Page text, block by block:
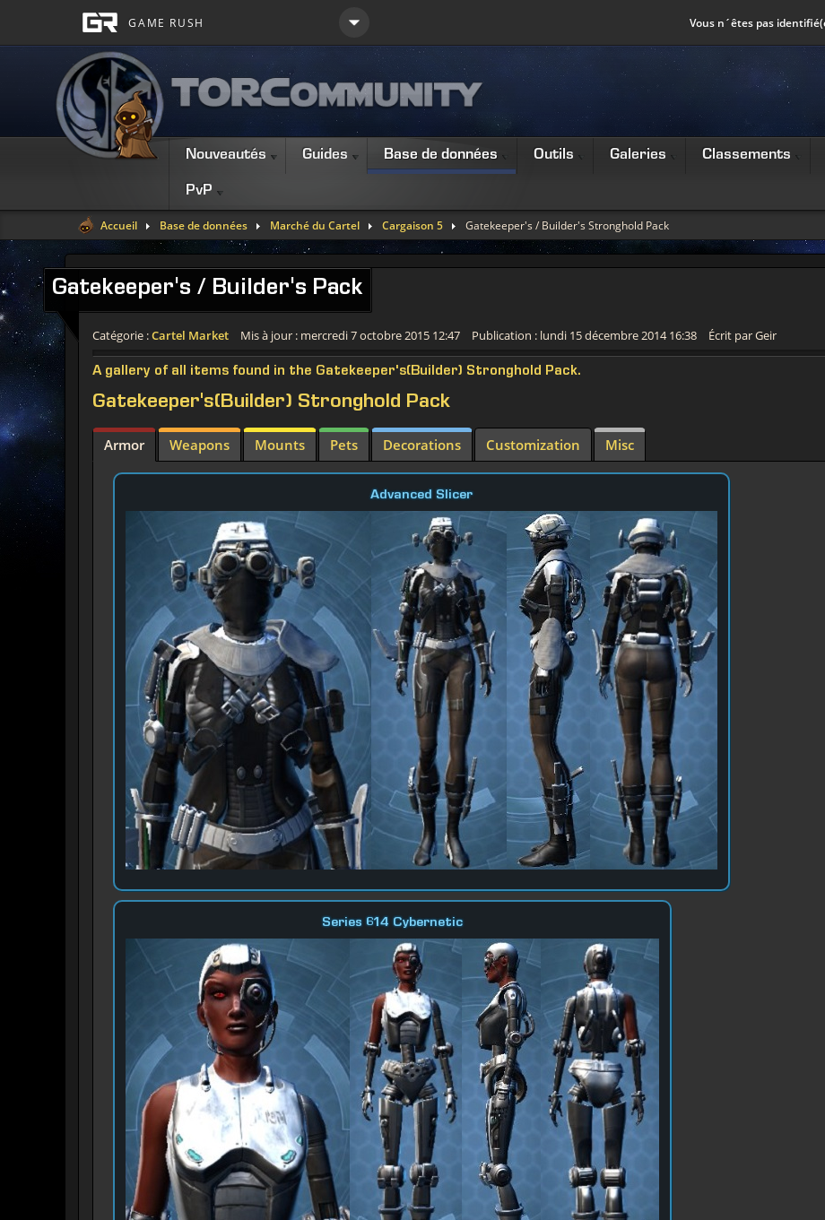
Vous n´êtes pas
Nouveautés Guides Base de données Outils Galeries Classements
PvP
Accueil Base de données Marché du Cartel Cargaison 5 Gatekeeper's / Builder's Stronghold Pack
Gatekeeper's / Builder's Pack
Catégorie :Cartel Market Mis à jour : mercredi 7 octobre 2015 12:47 Publication : lundi 15 décembre 2014 16:38 Écrit par Geir
A gallery of all items found in the Gatekeeper's(Builder) Stronghold Pack.
Gatekeeper's(Builder) Stronghold Pack
Armor Weapons Mounts Pets Decorations Customization Misc
Advanced Slicer
Series 614 Cybernetic